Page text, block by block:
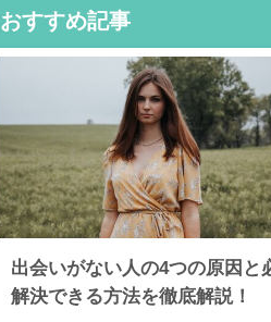
おすすめ記事
出会いがない人の4つの原因と
解決できる方法を徹底解説！